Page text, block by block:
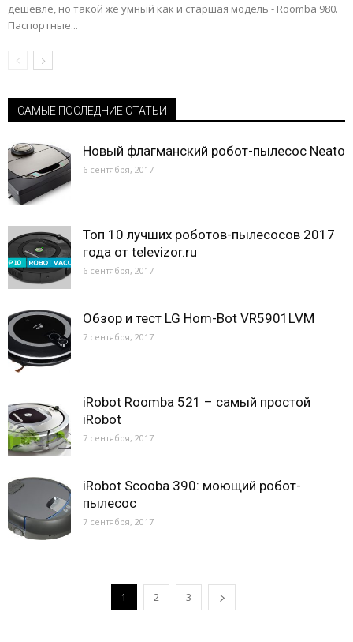
дешевле, но такой же умный как и старшая модель - Roomba 980.
Паспортные...
САМЫЕ ПОСЛЕДНИЕ СТАТЬИ
Новый флагманский робот-пылесос Neato
6 сентября, 2017
Топ 10 лучших роботов-пылесосов 2017
года от televizor.ru
6 сентября, 2017
Обзор и тест LG Hom-Bot VR5901LVM
7 сентября, 2017
iRobot Roomba 521 – самый простой
iRobot
7 сентября, 2017
iRobot Scooba 390: моющий робот-
пылесос
7 сентября, 2017
1 2 3